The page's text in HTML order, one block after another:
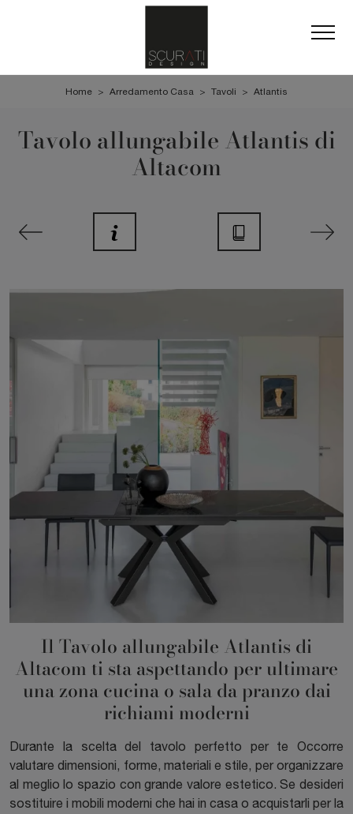
Home > Arredamento Casa > Tavoli > Atlantis
Tavolo allungabile Atlantis di
Altacom
Il Tavolo allungabile Atlantis di
Altacom ti sta aspettando per ultimare
una zona cucina o sala da pranzo dai
richiami moderni
Durante la scelta del tavolo perfetto per te Occorre
valutare dimensioni, forme, materiali e stile, per organizzare
al meglio lo spazio con grande valore estetico. Se desideri
sostituire i mobili moderni che hai in casa o acquistarli per la